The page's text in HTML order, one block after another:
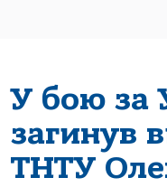
У бою за
загинув
ТНТУ